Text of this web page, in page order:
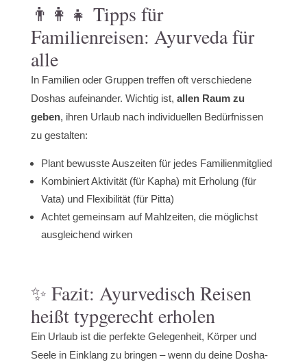
👨‍👩‍👧 Tipps für
Familienreisen: Ayurveda für
alle
In Familien oder Gruppen treffen oft verschiedene
Doshas aufeinander. Wichtig ist, allen Raum zu
geben, ihren Urlaub nach individuellen Bedürfnissen
zu gestalten:
Plant bewusste Auszeiten für jedes Familienmitglied
Kombiniert Aktivität (für Kapha) mit Erholung (für
Vata) und Flexibilität (für Pitta)
Achtet gemeinsam auf Mahlzeiten, die möglichst
ausgleichend wirken
✨ Fazit: Ayurvedisch Reisen
heißt typgerecht erholen
Ein Urlaub ist die perfekte Gelegenheit, Körper und
Seele in Einklang zu bringen – wenn du deine Dosha-